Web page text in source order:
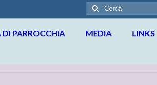
Cerca:
DI PARROCCHIA MEDIA LINKS